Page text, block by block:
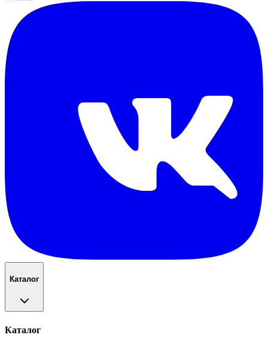
Каталог
Каталог